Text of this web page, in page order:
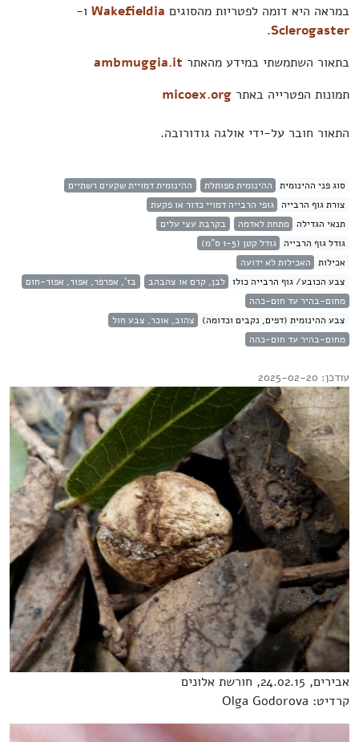
במראה היא דומה לפטריות מהסוגיםWakefieldiaו-
Sclerogaster
.
בתאור השתמשתי במידע מהאתרambmuggia.it
תמונות הפטרייה באתרmicoex.org
התאור חובר על-ידי אולגה גודורובה.
סוג פני ההינומית ההינומית מפותלת
ההינומית דמויית שקעים רשתיים
צורת גוף הרבייה גופי הרבייה דמויי כדור או פקעת
תנאי הגדילה מתחת לאדמה
בקרבת עצי עלים
גודל גוף הרבייה גודל קטן (1-5 ס"מ)
אכילות האכילות לא ידועה
צבע הכובע/ גוף הרבייה כולו לבן, קרם או צהבהב
בז', אפרפר, אפור, אפור-חום
מחום-בהיר עד חום-כהה
צבע ההינומית (דפים, נקבים וכדומה) צהוב, אוכר, צבע חול
מחום-בהיר עד חום-כהה
עודכן: 2025-02-20
אבירים, 24.02.15, חורשת אלונים
קרדיט: Olga Godorova